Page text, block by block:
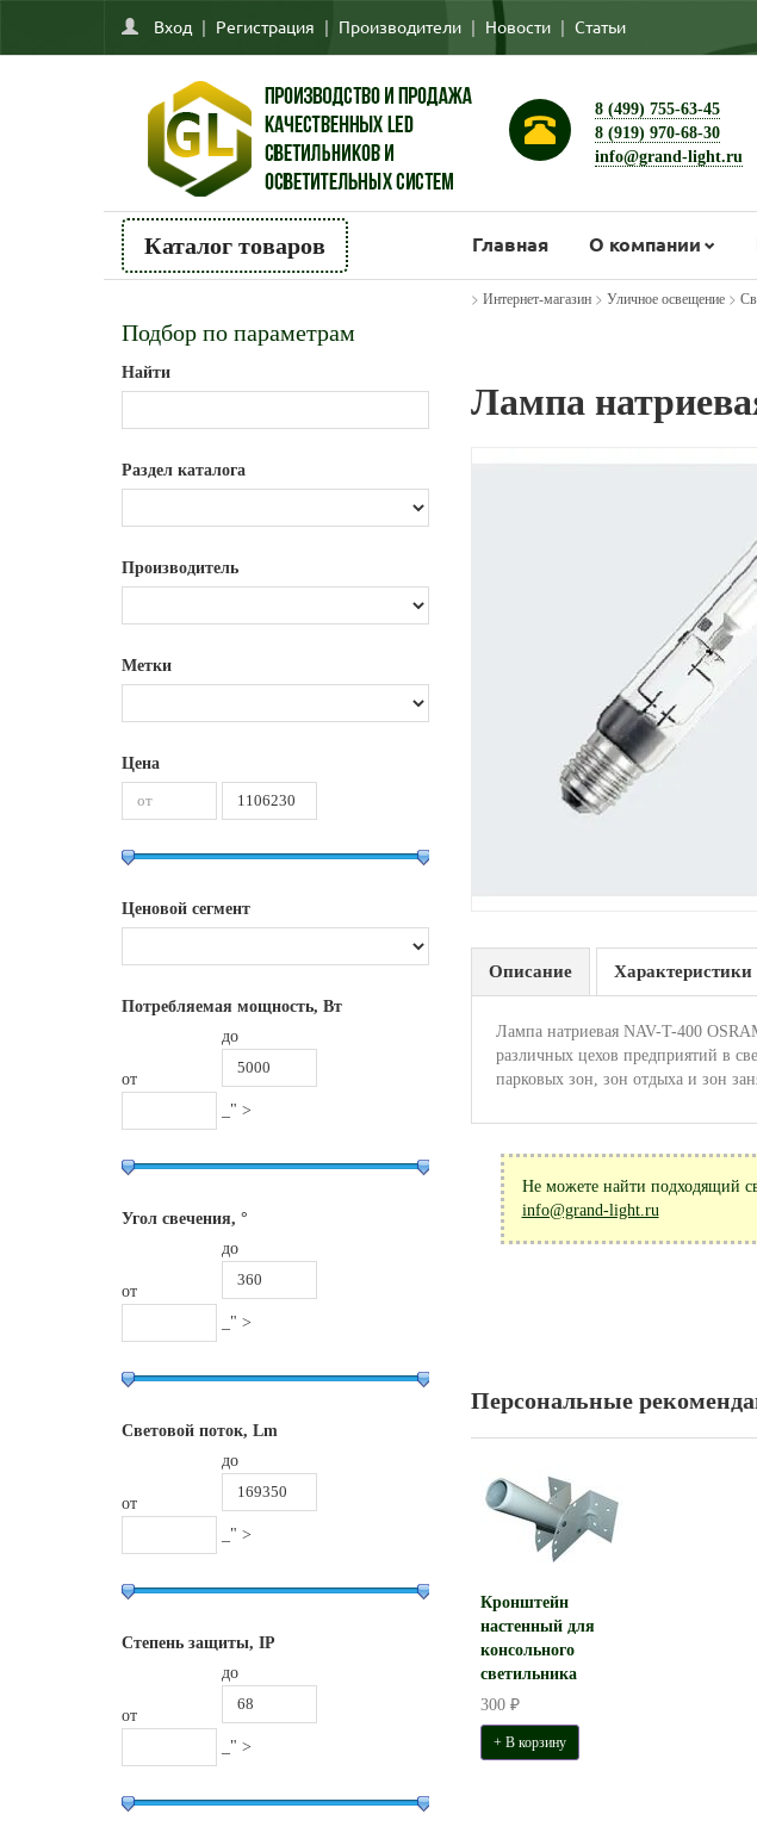
Вход | Регистрация | Производители | Новости | Статьи
8 (499) 755-63-45
8 (919) 970-68-30
info@grand-light.ru
Каталог товаров Главная О компании
Подбор по параметрам
Найти
Раздел каталога
Производитель
Метки
Цена
Ценовой сегмент
Потребляемая мощность, Вт
от
до
_" >
Угол свечения, °
от
до
_" >
Световой поток, Lm
от
до
_" >
Степень защиты, IP
от
до
_" >
> Интернет-магазин> Уличное освещение>
Лампа
Описание Характеристики
Лампа натриевая NAV-T-400
различных цехов предприятий в
парковых зон, зон отдыха и зон
Не можете найти подходящий
info@grand-light.ru
Персональные
Кронштейн
настенный для
консольного
светильника
300 ₽
+ В корзину